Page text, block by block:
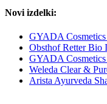
Novi izdelki:
GYADA
Obsthof Retter Bio
GYADA
Weleda Clear &
Arista Ayurveda